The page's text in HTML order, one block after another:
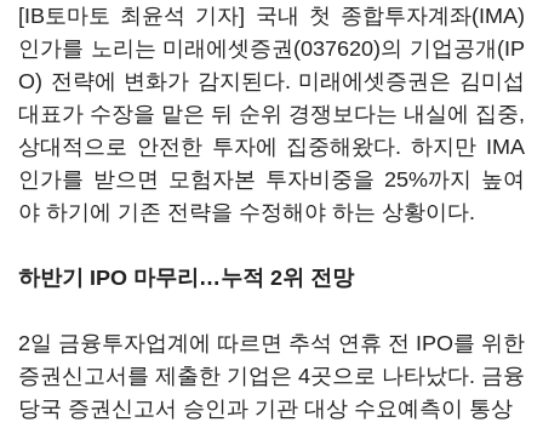
[IB토마토 최윤석 기자] 국내 첫 종합투자계좌(IMA)
인가를 노리는 미래에셋증권(037620)의 기업공개(IP
O) 전략에 변화가 감지된다. 미래에셋증권은 김미섭
대표가 수장을 맡은 뒤 순위 경쟁보다는 내실에 집중,
상대적으로 안전한 투자에 집중해왔다. 하지만 IMA
인가를 받으면 모험자본 투자비중을 25%까지 높여
야 하기에 기존 전략을 수정해야 하는 상황이다.
하반기 IPO 마무리…누적 2위 전망
2일 금융투자업계에 따르면 추석 연휴 전 IPO를 위한
증권신고서를 제출한 기업은 4곳으로 나타났다. 금융
당국 증권신고서 승인과 기관 대상 수요예측이 통상